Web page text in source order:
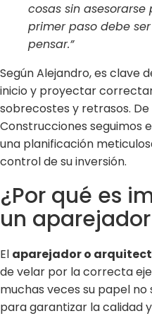
cosas sin asesorarse
primer paso debe
pensar.”
Según Alejandro, es clave
inicio y proyectar
sobrecostes y retrasos. De
Construcciones seguimos
una planificación
control de su inversión.
¿Por qué es
un
El aparejador o
de velar por la correcta
muchas veces su papel no
para garantizar la calidad